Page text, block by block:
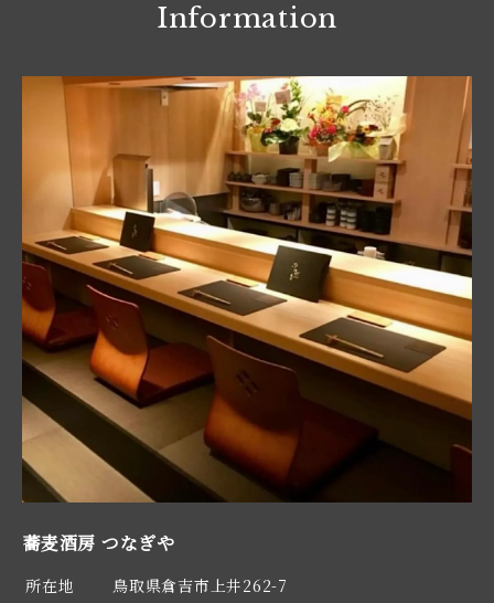
Information
蕎麦酒房 つなぎや
所在地
鳥取県倉吉市上井262-7